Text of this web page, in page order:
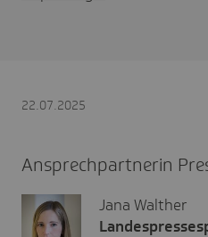
22.07.2025
Ansprechpartnerin
Jana Walther